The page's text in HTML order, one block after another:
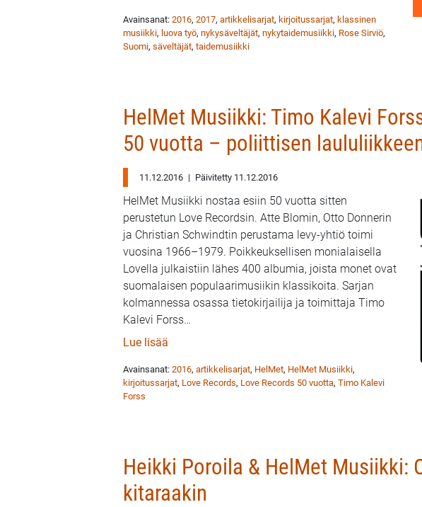
Avainsanat: 2016, 2017, artikkelisarjat, kirjoitussarjat, klassinen
musiikki, luova työ, nykysäveltäjät, nykytaidemusiikki, Rose Sirviö,
Suomi, säveltäjät, taidemusiikki
HelMet Musiikki: Timo Kalevi
50 vuotta – poliittisen
11.12.2016 | Päivitetty 11.12.2016
HelMet Musiikki nostaa esiin 50 vuotta sitten
perustetun Love Recordsin. Atte Blomin, Otto Donnerin
ja Christian Schwindtin perustama levy-yhtiö toimi
vuosina 1966–1979. Poikkeuksellisen monialaisella
Lovella julkaistiin lähes 400 albumia, joista monet ovat
suomalaisen populaarimusiikin klassikoita. Sarjan
kolmannessa osassa tietokirjailija ja toimittaja Timo
Kalevi Forss…
Lue lisää : HelMet Musiikki: Timo Kalevi Forss ja Love
Avainsanat: 2016, artikkelisarjat, HelMet, HelMet Musiikki,
kirjoitussarjat, Love Records, Love Records 50 vuotta, Timo Kalevi
Forss
Heikki Poroila & HelMet Musiikki:
kitaraakin